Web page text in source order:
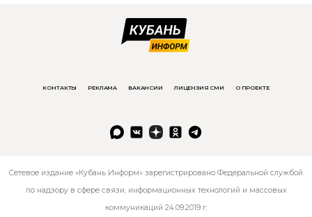
КОНТАКТЫ РЕКЛАМА ВАКАНСИИ ЛИЦЕНЗИЯ СМИ О ПРОЕКТЕ
Сетевое издание «Кубань Информ» зарегистрировано Федеральной службой
по надзору в сфере связи, информационных технологий и массовых
коммуникаций 24.09.2019 г.